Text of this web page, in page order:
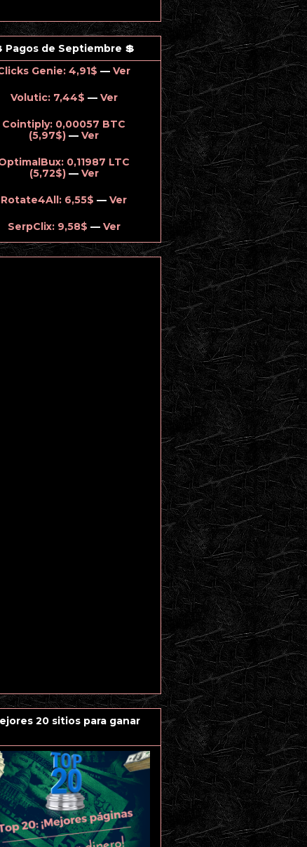
Pagos de Septiembre 💲
Genie: 4,91$ — Ver
Volutic: 7,44$ — Ver
Cointiply: 0,00057 BTC
(5,97$) — Ver
0,11987 LTC
(5,72$) — Ver
Rotate4All: 6,55$ — Ver
SerpClix: 9,58$ — Ver
20 sitios para ganar